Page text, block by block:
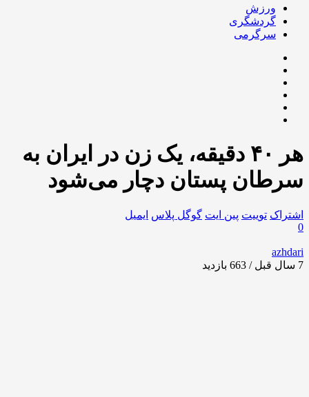
ورزش
گردشگری
سرگرمی
هر ۴۰ دقیقه، یک‌ زن در ایران به
سرطان پستان دچار می‌شود
اشتراک توییت پین ایت گوگل‌ پلاس ایمیل
0
azhdari
7 سال قبل / 663
بازدید